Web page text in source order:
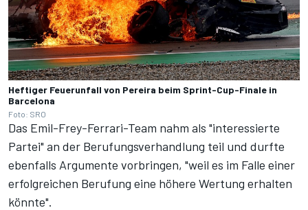
Heftiger Feuerunfall von Pereira beim Sprint-Cup-Finale in
Barcelona
Foto: SRO
Das Emil-Frey-Ferrari-Team nahm als "interessierte
Partei" an der Berufungsverhandlung teil und durfte
ebenfalls Argumente vorbringen, "weil es im Falle einer
erfolgreichen Berufung eine höhere Wertung erhalten
könnte".